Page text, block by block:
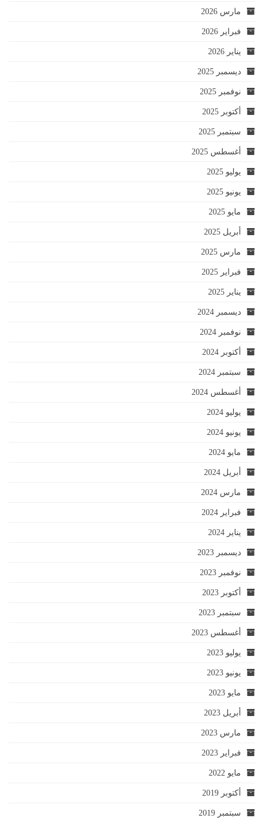
مارس 2026
فبراير 2026
يناير 2026
ديسمبر 2025
نوفمبر 2025
أكتوبر 2025
سبتمبر 2025
أغسطس 2025
يوليو 2025
يونيو 2025
مايو 2025
أبريل 2025
مارس 2025
فبراير 2025
يناير 2025
ديسمبر 2024
نوفمبر 2024
أكتوبر 2024
سبتمبر 2024
أغسطس 2024
يوليو 2024
يونيو 2024
مايو 2024
أبريل 2024
مارس 2024
فبراير 2024
يناير 2024
ديسمبر 2023
نوفمبر 2023
أكتوبر 2023
سبتمبر 2023
أغسطس 2023
يوليو 2023
يونيو 2023
مايو 2023
أبريل 2023
مارس 2023
فبراير 2023
مايو 2022
أكتوبر 2019
سبتمبر 2019